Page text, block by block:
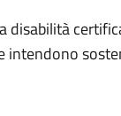
disabilità